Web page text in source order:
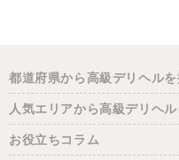
都道府県から高級デリヘルを
人気エリアから高級デリヘ
お役立ちコラム